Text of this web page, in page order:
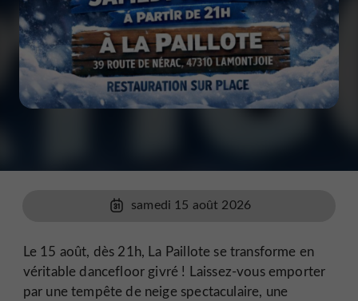
samedi 15 août 2026
Le 15 août, dès 21h, La Paillote se transforme en
véritable dancefloor givré ! Laissez-vous emporter
par une tempête de neige spectaculaire, une